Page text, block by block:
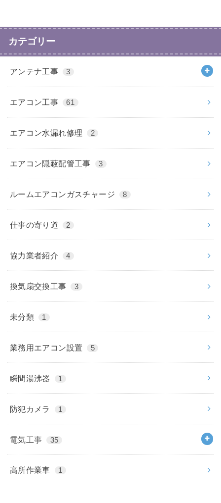
カテゴリー
アンテナ工事 3
エアコン工事 61
エアコン水漏れ修理 2
エアコン隠蔽配管工事 3
ルームエアコンガスチャージ 8
仕事の寄り道 2
協力業者紹介 4
換気扇交換工事 3
未分類 1
業務用エアコン設置 5
瞬間湯沸器 1
防犯カメラ 1
電気工事 35
高所作業車 1